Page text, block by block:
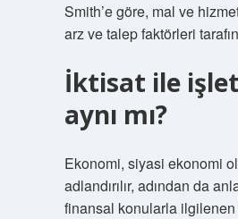
Smith’e göre, mal ve
arz ve talep faktörleri
İktisat ile
aynı mı?
Ekonomi, siyasi ekonomi
adlandırılır, adından da
finansal konularla